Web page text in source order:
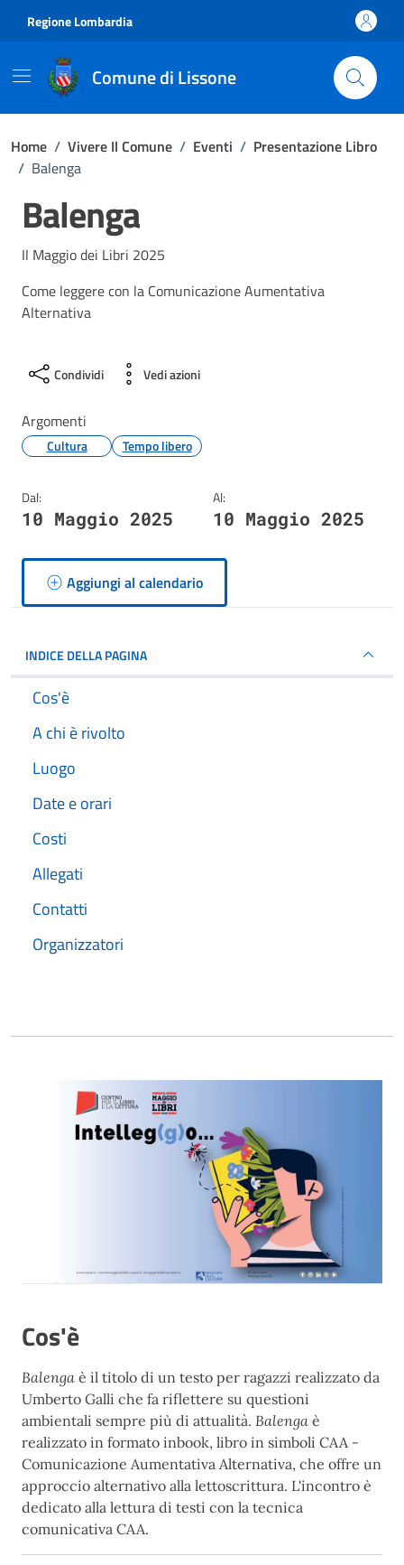
Regione Lombardia
Comune di Lissone
Home / Vivere Il Comune / Eventi / Presentazione Libro
/ Balenga
Balenga
Il Maggio dei Libri 2025
Come leggere con la Comunicazione Aumentativa
Alternativa
Condividi Vedi azioni
Argomenti
Cultura Tempo libero
Dal:
10 Maggio 2025
Al:
10 Maggio 2025
Aggiungi al calendario
INDICE DELLA PAGINA
Cos'è
A chi è rivolto
Luogo
Date e orari
Costi
Allegati
Contatti
Organizzatori
Cos'è
Balenga è il titolo di un testo per ragazzi realizzato da
Umberto Galli che fa riflettere su questioni
ambientali sempre più di attualità. Balenga è
realizzato in formato inbook, libro in simboli CAA -
Comunicazione Aumentativa Alternativa, che offre un
approccio alternativo alla lettoscrittura. L'incontro è
dedicato alla lettura di testi con la tecnica
comunicativa CAA.